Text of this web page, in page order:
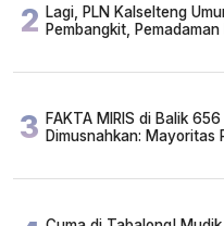
2 Lagi, PLN Kalselteng
Pembangkit,
3 FAKTA MIRIS di Balik
Dimusnahkan: Mayoritas